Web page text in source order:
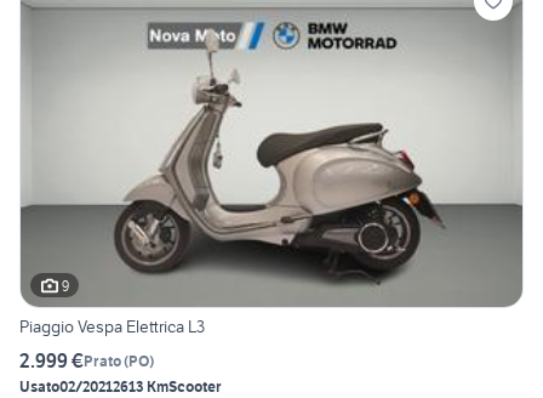
9
Piaggio Vespa Elettrica L3
2.999 €Prato(PO)
Usato02/20212613 KmScooter